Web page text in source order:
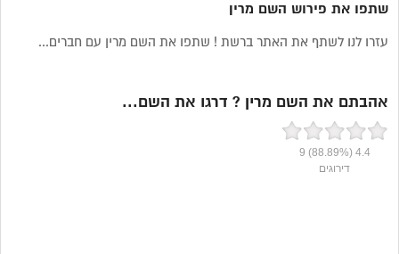
שתפו את פירוש השם מרין
עזרו לנו לשתף את האתר ברשת ! שתפו את השם מרין עם חברים...
אהבתם את השם מרין ? דרגו את השם...
4.4
(88.89%)
9
דירוגים